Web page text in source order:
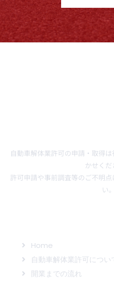
自動車解体業許可の申請・取得
かせくだ
許可申請や事前調査等のご不明
い。
Home
自動車解体業許可につい
開業までの流れ